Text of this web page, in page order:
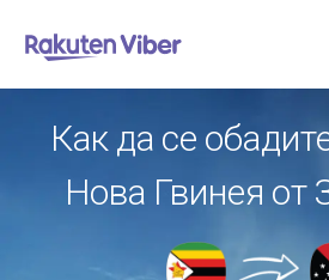
Как да се
Нова Гвинея от